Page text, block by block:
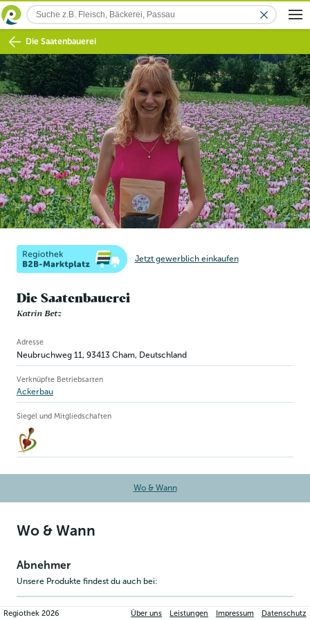
Die Saatenbauerei
Jetzt gewerblich einkaufen
Die Saatenbauerei
Katrin Betz
Betriebsinformation
Adresse
Neubruchweg 11 , 93413 Cham, Deutschland
Verknüpfte Betriebsarten
Ackerbau
Siegel und Mitgliedschaften
Wo & Wann
Wo & Wann
Abnehmer
Unsere Produkte findest du auch bei:
FILTER NACH REGION
Regiothek2026 Über uns Leistungen Impressum Datenschutz